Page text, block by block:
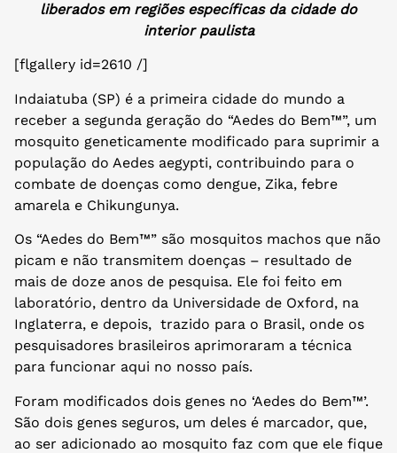
liberados em regiões específicas da cidade do
interior paulista
[flgallery id=2610 /]
Indaiatuba (SP) é a primeira cidade do mundo a
receber a segunda geração do “Aedes do Bem™”, um
mosquito geneticamente modificado para suprimir a
população do Aedes aegypti, contribuindo para o
combate de doenças como dengue, Zika, febre
amarela e Chikungunya.
Os “Aedes do Bem™” são mosquitos machos que não
picam e não transmitem doenças – resultado de
mais de doze anos de pesquisa. Ele foi feito em
laboratório, dentro da Universidade de Oxford, na
Inglaterra, e depois, trazido para o Brasil, onde os
pesquisadores brasileiros aprimoraram a técnica
para funcionar aqui no nosso país.
Foram modificados dois genes no ‘Aedes do Bem™’.
São dois genes seguros, um deles é marcador, que,
ao ser adicionado ao mosquito faz com que ele fique